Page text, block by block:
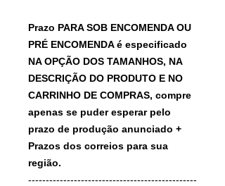
Prazo PARA SOB ENCOMENDA OU
PRÉ ENCOMENDA é especificado
NA OPÇÃO DOS TAMANHOS, NA
DESCRIÇÃO DO PRODUTO E NO
CARRINHO DE COMPRAS, compre
apenas se puder esperar pelo
prazo de produção anunciado +
Prazos dos correios para sua
região.
------------------------------------------------